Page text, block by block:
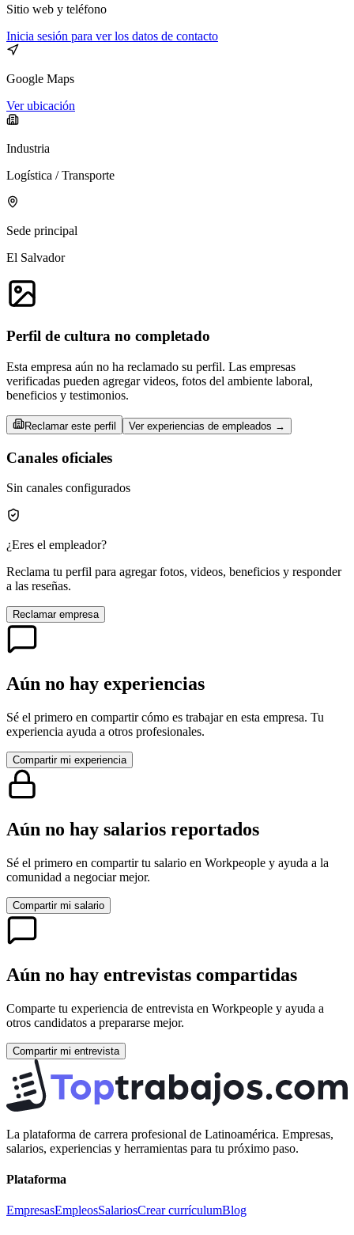
Sitio web y teléfono
Inicia sesión para ver los datos de contacto
Google Maps
Ver ubicación
Industria
Logística / Transporte
Sede principal
El Salvador
Perfil de cultura no completado
Esta empresa aún no ha reclamado su perfil. Las empresas
verificadas pueden agregar videos, fotos del ambiente laboral,
beneficios y testimonios.
Reclamar este perfil Ver experiencias de empleados →
Canales oficiales
Sin canales configurados
¿Eres el empleador?
Reclama tu perfil para agregar fotos, videos, beneficios y responder
a las reseñas.
Reclamar empresa
Aún no hay experiencias
Sé el primero en compartir cómo es trabajar en esta empresa. Tu
experiencia ayuda a otros profesionales.
Compartir mi experiencia
Aún no hay salarios reportados
Sé el primero en compartir tu salario en Workpeople y ayuda a la
comunidad a negociar mejor.
Compartir mi salario
Aún no hay entrevistas compartidas
Comparte tu experiencia de entrevista en Workpeople y ayuda a
otros candidatos a prepararse mejor.
Compartir mi entrevista
La plataforma de carrera profesional de Latinoamérica. Empresas,
salarios, experiencias y herramientas para tu próximo paso.
Plataforma
EmpresasEmpleosSalariosCrear currículumBlog